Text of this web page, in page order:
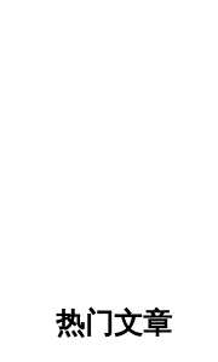
热门文章